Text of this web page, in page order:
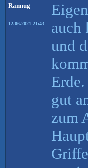
Rannug
12.06.2021 21:43
auch
und
gut
zum